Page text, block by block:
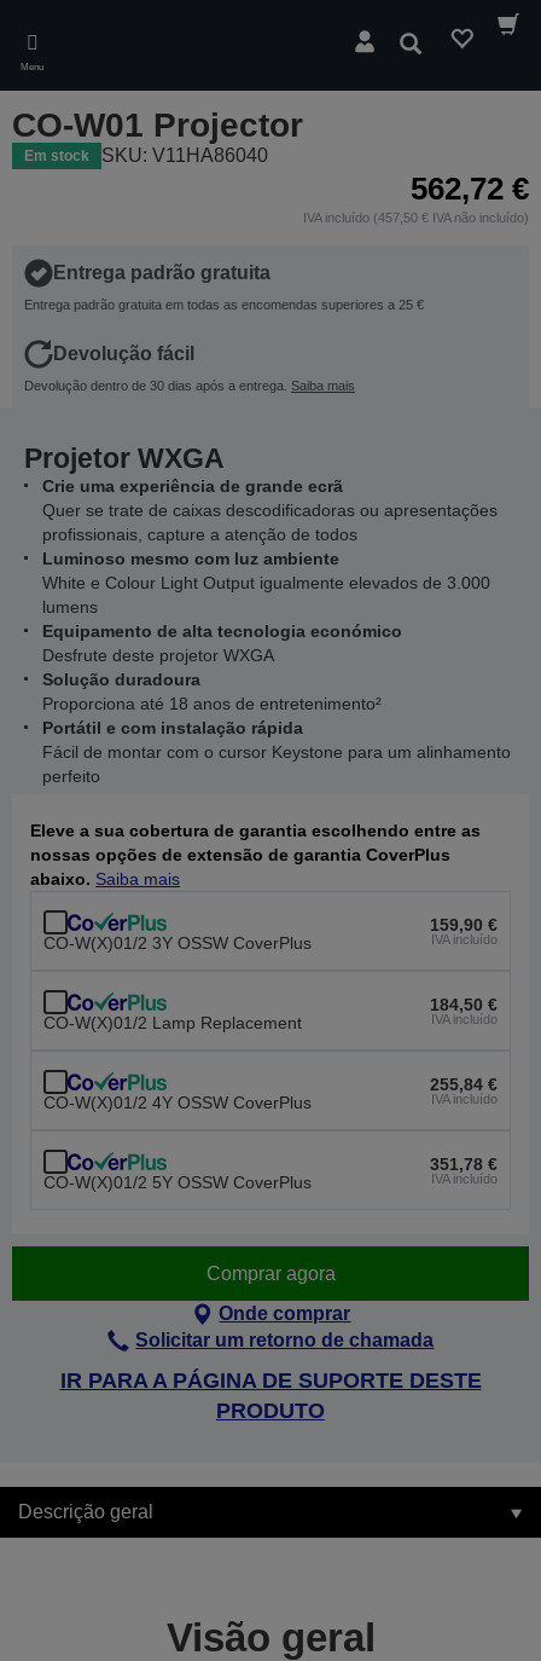
main
content
Menu
Pesquisar
CO-W01 Projector
Em stock SKU: V11HA86040
562,72 €
IVA incluído (457,50 € IVA não incluído)
Entrega padrão gratuita
Entrega padrão gratuita em todas as encomendas superiores a 25 €
Devolução fácil
Devolução dentro de 30 dias após a entrega. Saiba mais
Projetor WXGA
Crie uma experiência de grande ecrã
Quer se trate de caixas descodificadoras ou apresentações
profissionais, capture a atenção de todos
Luminoso mesmo com luz ambiente
White e Colour Light Output igualmente elevados de 3.000
lumens
Equipamento de alta tecnologia económico
Desfrute deste projetor WXGA
Solução duradoura
Proporciona até 18 anos de entretenimento²
Portátil e com instalação rápida
Fácil de montar com o cursor Keystone para um alinhamento
perfeito
Eleve a sua cobertura de garantia escolhendo entre as
nossas opções de extensão de garantia CoverPlus
abaixo. Saiba mais
CO-W(X)01/2 3Y OSSW CoverPlus
159,90 €
IVA incluído
CO-W(X)01/2 Lamp Replacement
184,50 €
IVA incluído
CO-W(X)01/2 4Y OSSW CoverPlus
255,84 €
IVA incluído
CO-W(X)01/2 5Y OSSW CoverPlus
351,78 €
IVA incluído
Comprar agora
Onde comprar
Solicitar um retorno de chamada
IR PARA A PÁGINA DE SUPORTE DESTE
PRODUTO
Descrição geral
Visão geral